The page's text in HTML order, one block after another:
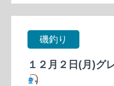
磯釣り
１２月２日(月)グ